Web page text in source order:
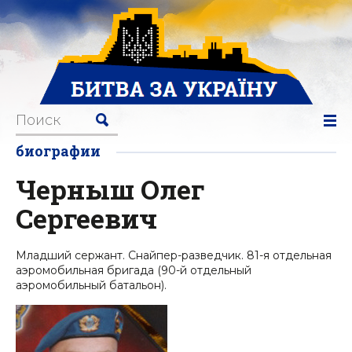
биографии
Черныш Олег
Сергеевич
Младший сержант. Снайпер-разведчик. 81-я отдельная
аэромобильная бригада (90-й отдельный
аэромобильный батальон).